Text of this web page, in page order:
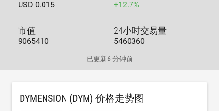
USD 0.015 +12.7%
市值
9065410
24小时交易量
5460360
已更新6 分钟前
DYMENSION (DYM) 价格走势图